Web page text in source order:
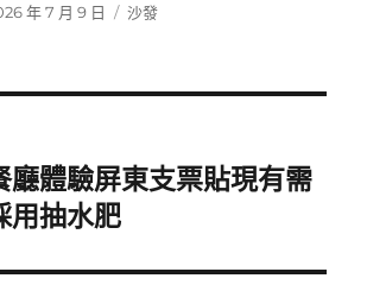
年 7 月 9 日
分
沙發
廳體驗屏東支票貼現有需
用抽水肥